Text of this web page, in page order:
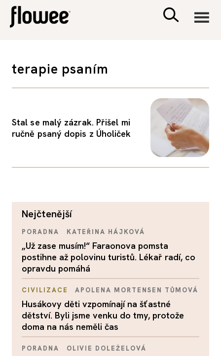
PORADNA
terapie psaním
Stal se malý zázrak. Přišel mi
ručně psaný dopis z Úholiček
nejčtenější
PORADNA KATEŘINA HÁJKOVÁ
„Už zase musím!“ Faraonova pomsta
postihne až polovinu turistů. Lékař radí, co
opravdu pomáhá
CIVILIZACE APOLENA MORTENSEN TŮMOVÁ
Husákovy děti vzpomínají na šťastné
dětství. Byli jsme venku do tmy, protože
doma na nás neměli čas
PORADNA OLIVIE DOLEŽELOVÁ